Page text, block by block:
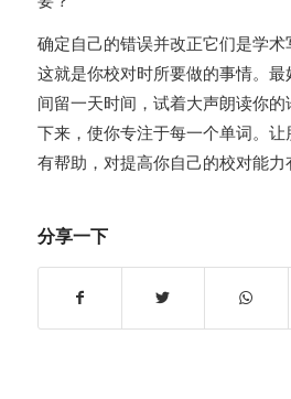
确定自己的错误并改正它们是学术
这就是你校对时所要做的事情。最
间留一天时间，试着大声朗读你
下来，使你专注于每一个单词。
有帮助，对提高你自己的校对能力
分享一下